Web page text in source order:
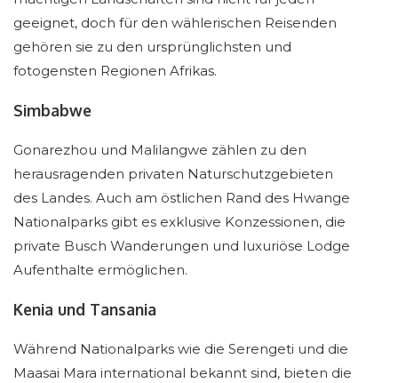
geeignet, doch für den wählerischen Reisenden
gehören sie zu den ursprünglichsten und
fotogensten Regionen Afrikas.
Simbabwe
Gonarezhou und Malilangwe zählen zu den
herausragenden privaten Naturschutzgebieten
des Landes. Auch am östlichen Rand des Hwange
Nationalparks gibt es exklusive Konzessionen, die
private Busch Wanderungen und luxuriöse Lodge
Aufenthalte ermöglichen.
Kenia und Tansania
Während Nationalparks wie die Serengeti und die
Maasai Mara international bekannt sind, bieten die